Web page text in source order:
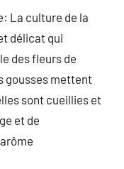
La culture de la
délicat qui
des fleurs de
gousses mettent
sont cueillies et
et de